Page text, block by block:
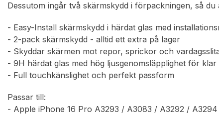
Dessutom ingår två skärmskydd i förpackningen, så
- Easy-Install skärmskydd i härdat glas med
- 2-pack skärmskydd - alltid ett extra på lager
- Skyddar skärmen mot repor, sprickor och
- 9H härdat glas med hög ljusgenomsläpplighet för klar
- Full touchkänslighet och perfekt passform
Passar till:
- Apple iPhone 16 Pro A3293 / A3083 / A3292 / A3294